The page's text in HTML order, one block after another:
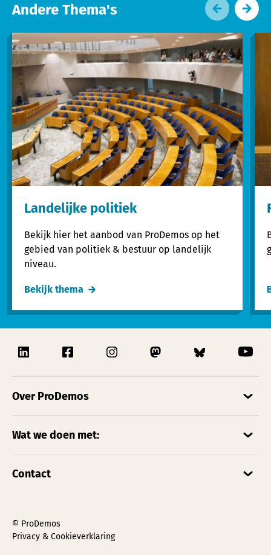
Andere Thema's
Landelijke politiek
Bekijk hier het aanbod van ProDemos op het
gebied van politiek & bestuur op landelijk
niveau.
Bekijk thema
Over ProDemos
Wat we doen met:
Contact
© ProDemos
Privacy & Cookieverklaring